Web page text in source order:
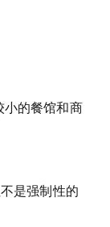
小的餐馆和商
是强制性的